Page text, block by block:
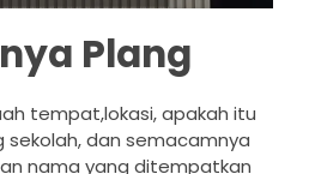
Plang
tempat,lokasi, apakah itu
sekolah, dan semacamnya
nama yang ditempatkan